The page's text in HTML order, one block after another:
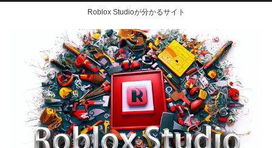
Roblox Studioが分かるサイト